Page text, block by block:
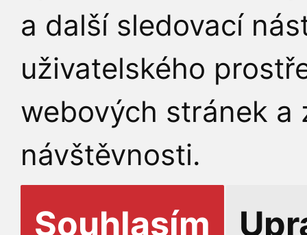
a další sledovací
uživatelského
webových stránek a
návštěvnosti.
Souhlasím